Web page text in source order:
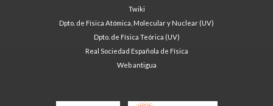
Twiki
Dpto. de Física Atómica, Molecular y Nuclear (UV)
Dpto. de Física Teórica (UV)
Real Sociedad Española de Física
Web antigua